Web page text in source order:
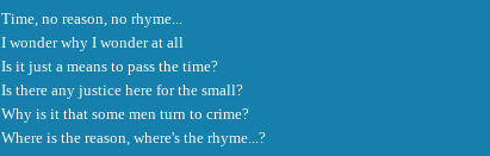
Time, no reason, no rhyme...
I wonder why I wonder at all
Is it just a means to pass the time?
Is there any justice here for the small?
Why is it that some men turn to crime?
Where is the reason, where's the rhyme...?